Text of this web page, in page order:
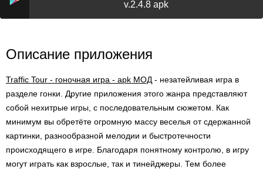
v.2.4.8 apk
Описание приложения
Traffic Tour - гоночная игра - apk МОД - незатейливая игра в
разделе гонки. Другие приложения этого жанра представляют
собой нехитрые игры, с последовательным сюжетом. Как
минимум вы обретёте огромную массу веселья от сдержанной
картинки, разнообразной мелодии и быстротечности
происходящего в игре. Благодаря понятному контролю, в игру
могут играть как взрослые, так и тинейджеры. Тем более